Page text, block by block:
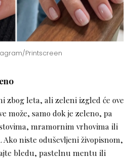
Printscreen
zbog leta, ali zeleni izgled će ove
može, samo dok je zeleno, pa
mramornim vrhovima ili
niste oduševljeni živopisnom,
bledu, pastelnu mentu ili